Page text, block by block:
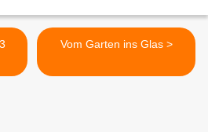
Vom Garten ins Glas >